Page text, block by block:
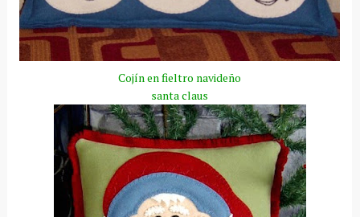
Cojínen fieltro navideño
santaclaus